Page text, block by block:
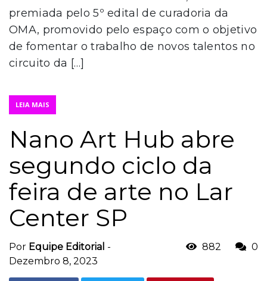
premiada pelo 5º edital de curadoria da
OMA, promovido pelo espaço com o objetivo
de fomentar o trabalho de novos talentos no
circuito da […]
LEIA MAIS
Nano Art Hub abre
segundo ciclo da
feira de arte no Lar
Center SP
Por Equipe Editorial -
Dezembro 8, 2023
882 0